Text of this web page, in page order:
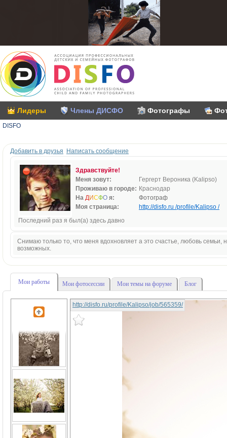
Лидеры Члены ДИСФО Фотографы
DISFO
Добавить в друзья Написать сообщение
Здравствуйте!
Меня зовут:
Гергерт Вероника (Kalipso)
Проживаю в городе: Краснодар
На ДИСФО я:
Фотограф
Моя страница:
http://disfo.ru /profile/Kalipso /
Последний раз я был(а) здесь давно
Снимаю только то, что меня вдохновляет а это счастье, любовь
возможных.
Мои работы Мои фотосессии Мои темы на форуме Блог
http://disfo.ru/profile/Kalipso/job/565359/